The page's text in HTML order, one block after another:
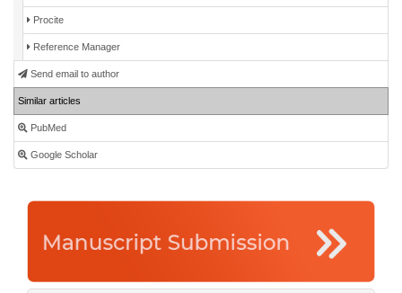
Procite
Reference Manager
Send email to author
Similar articles
PubMed
Google Scholar